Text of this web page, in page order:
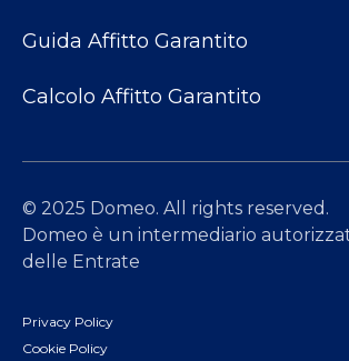
Guida Affitto Garantito
Calcolo Affitto Garantito
© 2025 Domeo. All rights reserved.
Domeo è un intermediario
delle Entrate
Privacy Policy
Cookie Policy